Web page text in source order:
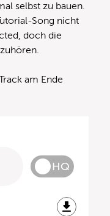
selbst zu bauen.
Song nicht
doch die
am Ende
HQ